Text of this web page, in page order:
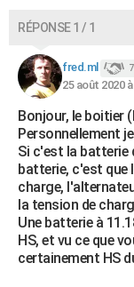
RÉPONSE 1 / 1
fred.ml
25 août 2020 à
Bonjour, le boitier
Personnellement
Si c'est la batterie
batterie, c'est que
charge,
la tension de
Une batterie à
HS, et vu ce que
certainement HS